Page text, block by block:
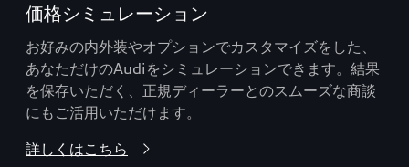
価格シミュレーション
お好みの内外装やオプションでカスタマイズをした、
あなただけのAudiをシミュレーションできます。結果
を保存いただく、正規ディーラーとのスムーズな商談
にもご活用いただけます。
詳しくはこちら